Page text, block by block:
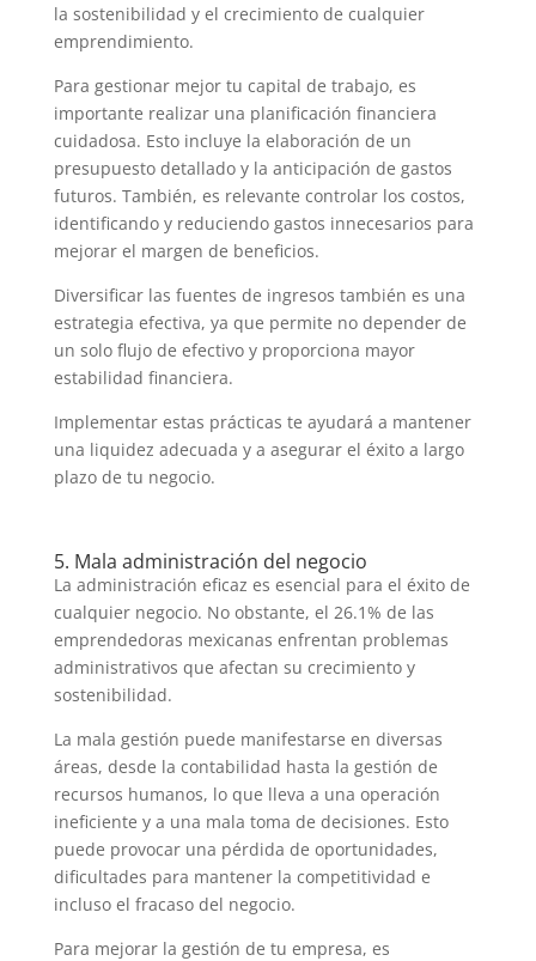
la sostenibilidad y el crecimiento de cualquier
emprendimiento.
Para gestionar mejor tu capital de trabajo, es
importante realizar una planificación financiera
cuidadosa. Esto incluye la elaboración de un
presupuesto detallado y la anticipación de gastos
futuros. También, es relevante controlar los costos,
identificando y reduciendo gastos innecesarios para
mejorar el margen de beneficios.
Diversificar las fuentes de ingresos también es una
estrategia efectiva, ya que permite no depender de
un solo flujo de efectivo y proporciona mayor
estabilidad financiera.
Implementar estas prácticas te ayudará a mantener
una liquidez adecuada y a asegurar el éxito a largo
plazo de tu negocio.
5. Mala administración del negocio
La administración eficaz es esencial para el éxito de
cualquier negocio. No obstante, el 26.1% de las
emprendedoras mexicanas enfrentan problemas
administrativos que afectan su crecimiento y
sostenibilidad.
La mala gestión puede manifestarse en diversas
áreas, desde la contabilidad hasta la gestión de
recursos humanos, lo que lleva a una operación
ineficiente y a una mala toma de decisiones. Esto
puede provocar una pérdida de oportunidades,
dificultades para mantener la competitividad e
incluso el fracaso del negocio.
Para mejorar la gestión de tu empresa, es